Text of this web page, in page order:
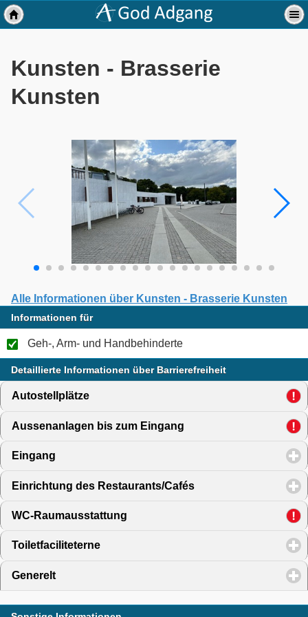
Kunsten - Brasserie
Kunsten
Alle Informationen über Kunsten - Brasserie Kunsten
Informationen für
Geh-, Arm- und Handbehinderte
Detaillierte Informationen über Barrierefreiheit
Autostellplätze
Aussenanlagen bis zum Eingang click to expand
Eingang
Einrichtung des Restaurants/Cafés click to expand
WC-Raumausstattung
Toiletfaciliteterne
Generelt